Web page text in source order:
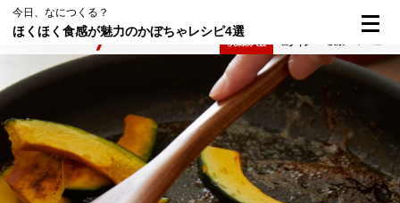
今日、なにつくる？
ほくほく食感が魅力のかぼちゃレシピ4選